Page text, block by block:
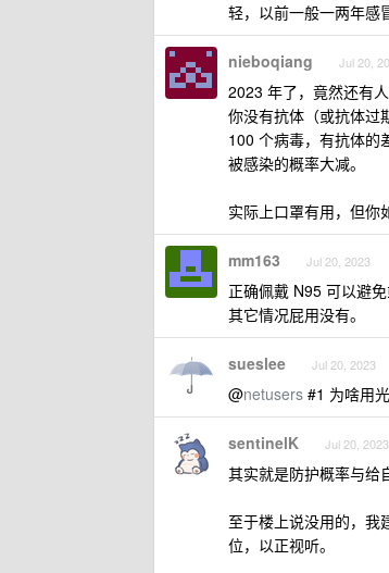
轻，以前一般一两年感
nieboqiang Jul 20,
2023 年了，竟然还有
你没有抗体（或抗体过
100 个病毒，有抗体的
被感染的概率大减。
实际上口罩有用，但你
mm163 Jul 20, 2023
正确佩戴 N95 可以避
其它情况屁用没有。
sueslee Jul 20, 2023
@netusers #1 为啥用
sentinelK Jul 20, 2023
其实就是防护概率与给
至于楼上说没用的，我
位，以正视听。